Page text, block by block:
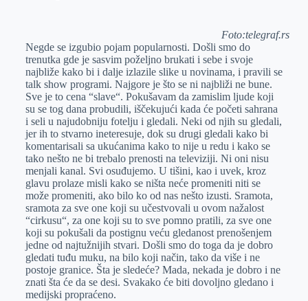
Foto:telegraf.rs
Negde se izgubio pojam popularnosti. Došli smo do
trenutka gde je sasvim poželjno brukati i sebe i svoje
najbliže kako bi i dalje izlazile slike u novinama, i pravili se
talk show programi. Najgore je što se ni najbliži ne bune.
Sve je to cena “slave“. Pokušavam da zamislim ljude koji
su se tog dana probudili, iščekujući kada će početi sahrana
i seli u najudobniju fotelju i gledali. Neki od njih su gledali,
jer ih to stvarno ineteresuje, dok su drugi gledali kako bi
komentarisali sa ukućanima kako to nije u redu i kako se
tako nešto ne bi trebalo prenosti na televiziji. Ni oni nisu
menjali kanal. Svi osuđujemo. U tišini, kao i uvek, kroz
glavu prolaze misli kako se ništa neće promeniti niti se
može promeniti, ako bilo ko od nas nešto izusti. Sramota,
sramota za sve one koji su učestvovali u ovom nažalost
“cirkusu“, za one koji su to sve pomno pratili, za sve one
koji su pokušali da postignu veću gledanost prenošenjem
jedne od najtužnijih stvari. Došli smo do toga da je dobro
gledati tuđu muku, na bilo koji način, tako da više i ne
postoje granice. Šta je sledeće? Mada, nekada je dobro i ne
znati šta će da se desi. Svakako će biti dovoljno gledano i
medijski propraćeno.